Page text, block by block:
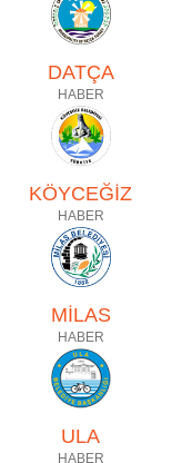
DATÇA
HABER
KÖYCEĞİZ
HABER
MİLAS
HABER
ULA
HABER